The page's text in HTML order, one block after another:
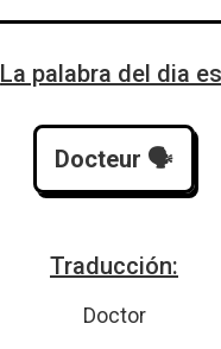
La palabra del dia
Docteur 🗣️
Traducción:
Doctor